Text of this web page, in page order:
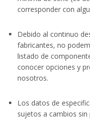
corresponder con
Debido al continuo
fabricantes, no
listado de
conocer opciones y
nosotros.
Los datos de
sujetos a cambios